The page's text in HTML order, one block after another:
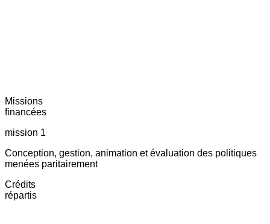
Missions
financées
mission 1
Conception, gestion, animation et évaluation des politiques
menées paritairement
Crédits
répartis